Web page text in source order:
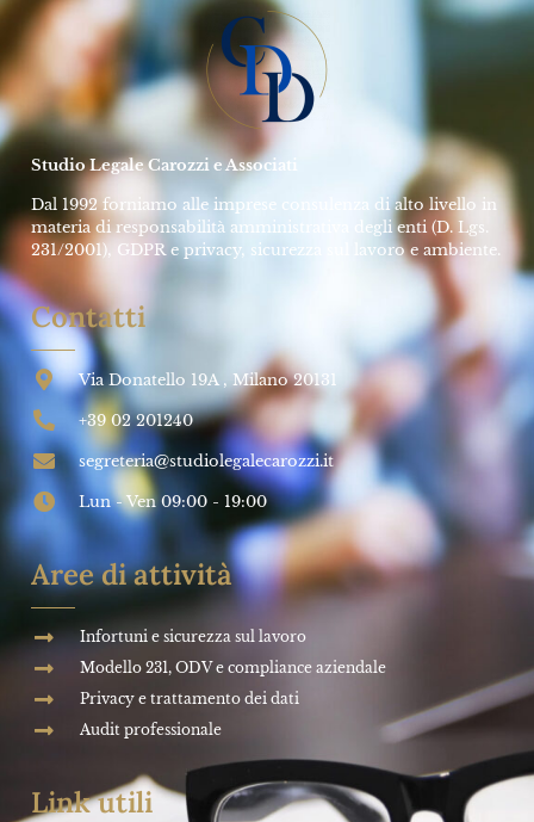
Studio Legale Carozzi e Associati
Dal 1992 forniamo alle imprese consulenza di alto livello in
materia di responsabilità amministrativa degli enti (D. Lgs.
231/2001), GDPR e privacy, sicurezza sul lavoro e ambiente.
Contatti
Via Donatello 19A , Milano 20131
+39 02 201240
segreteria@studiolegalecarozzi.it
Lun - Ven 09:00 - 19:00
Aree di attività
Infortuni e sicurezza sul lavoro
Modello 231, ODV e compliance aziendale
Privacy e trattamento dei dati
Audit professionale
Link utili